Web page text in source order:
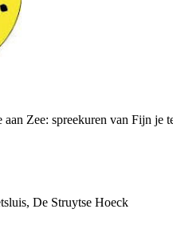
Zee: spreekuren van Fijn
De Struytse Hoeck